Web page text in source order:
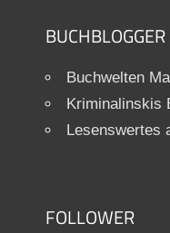
BUCHBLOGGER
Buchwelten
Kriminalinskis
Lesenswertes
FOLLOWER